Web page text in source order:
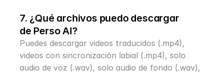
7. ¿Qué archivos puedo descargar
de Perso AI?
Puedes descargar videos traducidos (.mp4),
videos con sincronización labial (.mp4), solo
audio de voz (.wav), solo audio de fondo (.wav),